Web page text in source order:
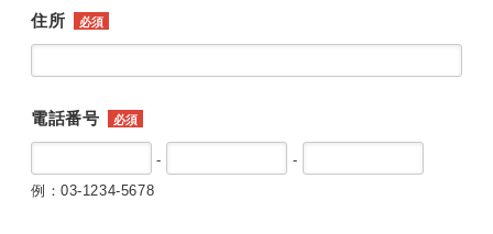
住所 必須
電話番号 必須
-
-
例：03-1234-5678